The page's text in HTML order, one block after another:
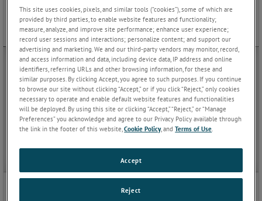
o
n
x Certificazione del sistema di gestione ISO
9001:2015
La AMETEK MOCON è conforme agli standard del sistema di
gestione della qualità ISO 9001:2015 per la progettazione, la
produzione e i servizi tecnici per strumenti analitici e
sensori.
Scarica il certificato ISO 9001:2015
Scarica il certificato ISO 9001:2015 per MOCON Europe A/S
Accreditamento di laboratorio ISO 17025:2017
This site uses cookies, pixels, and similar tools (“cookies”), some of which are
provided by third parties, to enable website features and functionality;
measure, analyze, and improve site performance; enhance user experience;
record user sessions and interactions; personalize content; and support our
advertising and marketing. We and our third-party vendors may monitor, record,
and access information and data, including device data, IP address and online
identifiers, referring URLs and other browsing information, for these and
similar purposes. By clicking Accept, you agree to such purposes. If you continue
to browse our site without clicking “Accept,” or if you click “Reject,” only cookies
necessary to operate and enable default website features and functionalities
will be deployed. By using this site or clicking “Accept,” “Reject,” or “Manage
Preferences” you acknowledge and agree to our Privacy Policy available through
the link in the footer of this website,Cookie Policy, andTerms of Use
Reject
Accept